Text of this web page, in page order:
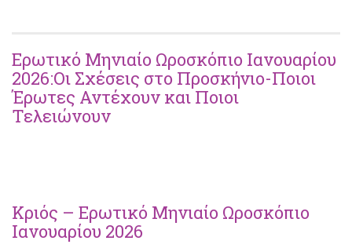
Ερωτικό Μηνιαίο Ωροσκόπιο Ιανουαρίου
2026:Οι Σχέσεις στο Προσκήνιο-Ποιοι
Έρωτες Αντέχουν και Ποιοι
Τελειώνουν
Κριός – Ερωτικό Μηνιαίο Ωροσκόπιο
Ιανουαρίου 2026